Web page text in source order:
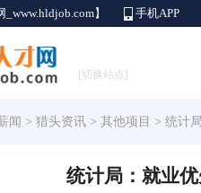
】 手机APP
[切换站点]
闻 > 猎头资讯 > 其他项目 > 统计
统计局：就业